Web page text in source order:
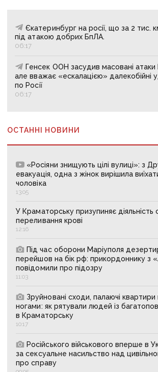
Єкатеринбург на росії, що за 2 тис.
під атакою добрих БпЛА.
06:17
Генсек ООН засудив масовані
але вважає «ескалацією» далекобійні
по Росії
06:17
ОСТАННІ НОВИНИ
«Росіяни знищують цілі вулиці»: з
евакуація, одна з жінок вирішила
чоловіка
13:05
У Краматорську призупиняє діяльність
переливання крові
12:16
Під час оборони Маріуполя
перейшов на бік рф: прикордоннику з
повідомили про підозру
11:03
Зруйновані сходи, палаючі квартири
ногами: як рятували людей із
в Краматорську
10:17
Російського військового вперше в
за сексуальне насильство над
про справу